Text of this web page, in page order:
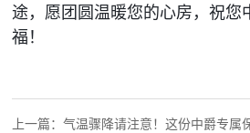
途，愿团圆温暖您的心房，祝您
福！
上一篇：气温骤降请注意！这份中爵专属